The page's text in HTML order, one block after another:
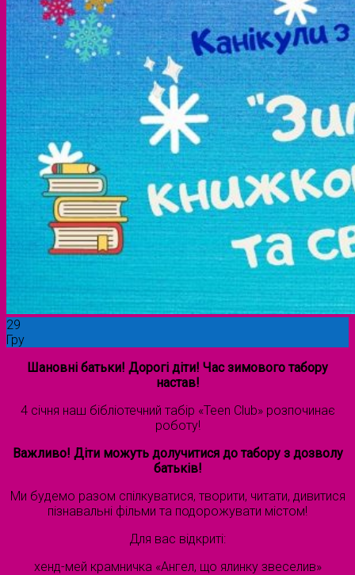
29
Гру
Шановні батьки! Дорогі діти! Час зимового табору
настав!
4 січня наш бібліотечний табір «Teen Club» розпочинає
роботу!
Важливо! Діти можуть долучитися до табору з дозволу
батьків!
Ми будемо разом спілкуватися, творити, читати, дивитися
пізнавальні фільми та подорожувати містом!
Для вас відкриті:
хенд-мей крамничка «Ангел, що ялинку звеселив»